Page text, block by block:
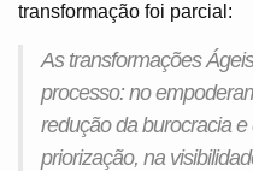
transformação foi parcial:
As transformações
processo: no
redução da burocracia
priorização, na